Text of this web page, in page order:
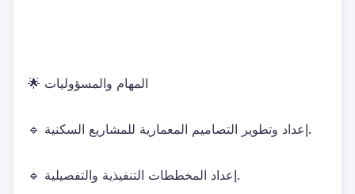
🌟 المهام والمسؤوليات
🔹 إعداد وتطوير التصاميم المعمارية للمشاريع السكنية.
🔹 إعداد المخططات التنفيذية والتفصيلية.